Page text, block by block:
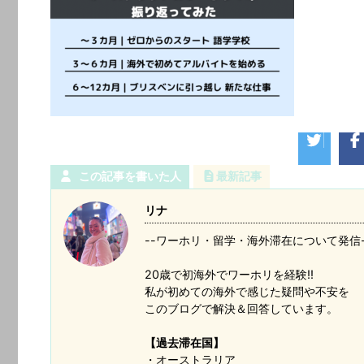
この記事を書いた人 最新記事
リナ
--ワーホリ・留学・海外滞在について発
20歳で初海外でワーホリを経験!!
私が初めての海外で感じた疑問や不安を
このブログで解決＆回答しています。
【過去滞在国】
・オーストラリア